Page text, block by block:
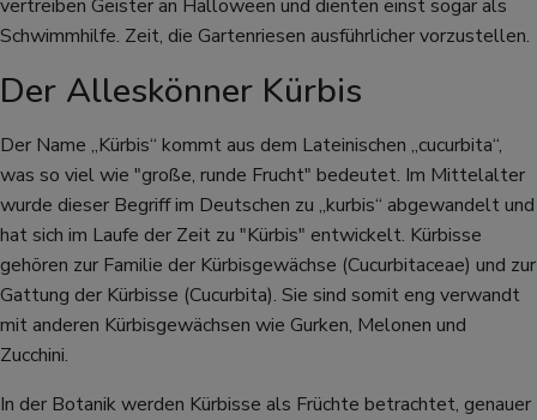
vertreiben Geister an Halloween und dienten einst sogar als
Schwimmhilfe. Zeit, die Gartenriesen ausführlicher vorzustellen.
Der Alleskönner Kürbis
Der Name „Kürbis“ kommt aus dem Lateinischen „cucurbita“,
was so viel wie "große, runde Frucht" bedeutet. Im Mittelalter
wurde dieser Begriff im Deutschen zu „kurbis“ abgewandelt und
hat sich im Laufe der Zeit zu "Kürbis" entwickelt. Kürbisse
gehören zur Familie der Kürbisgewächse (Cucurbitaceae) und zur
Gattung der Kürbisse (Cucurbita). Sie sind somit eng verwandt
mit anderen Kürbisgewächsen wie Gurken, Melonen und
Zucchini.
In der Botanik werden Kürbisse als Früchte betrachtet, genauer